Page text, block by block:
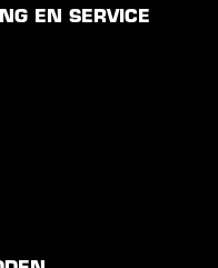
EN SERVICE